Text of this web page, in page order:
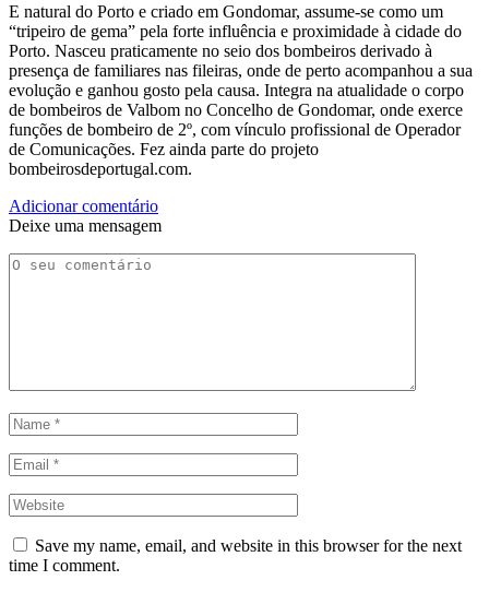
E natural do Porto e criado em Gondomar, assume-se como um
“tripeiro de gema” pela forte influência e proximidade à cidade do
Porto. Nasceu praticamente no seio dos bombeiros derivado à
presença de familiares nas fileiras, onde de perto acompanhou a sua
evolução e ganhou gosto pela causa. Integra na atualidade o corpo
de bombeiros de Valbom no Concelho de Gondomar, onde exerce
funções de bombeiro de 2º, com vínculo profissional de Operador
de Comunicações. Fez ainda parte do projeto
bombeirosdeportugal.com.
Adicionar comentário
Deixe uma mensagem
Save my name, email, and website in this browser for the next
time I comment.